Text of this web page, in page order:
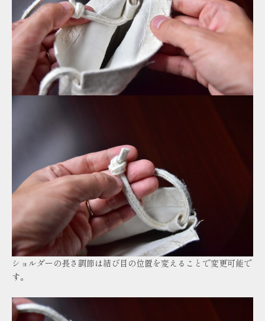
ショルダーの長さ調節は結び目の位置を変えることで変更可能で
す。